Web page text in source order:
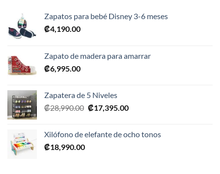
Zapatos para bebé Disney 3-6 meses
₡4,190.00
Zapato de madera para amarrar
₡6,995.00
Zapatera de 5 Niveles
₡28,990.00 El
era:
₡17,395.00El
es:
Xilófono de elefante de ocho tonos
₡18,990.00